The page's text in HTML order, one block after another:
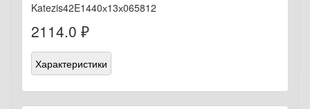
Katezis42E1440х13х065812
2114.0 ₽
Характеристики